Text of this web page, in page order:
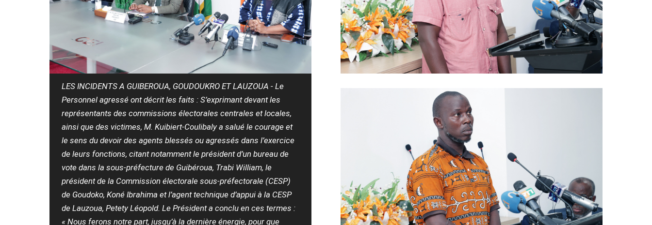
LES INCIDENTS A GUIBEROUA, GOUDOUKRO ET LAUZOUA - Le
Personnel agressé ont décrit les faits : S’exprimant devant les
représentants des commissions électorales centrales et locales,
ainsi que des victimes, M. Kuibiert-Coulibaly a salué le courage et
le sens du devoir des agents blessés ou agressés dans l’exercice
de leurs fonctions, citant notamment le président d’un bureau de
vote dans la sous-préfecture de Guibéroua, Trabi William, le
président de la Commission électorale sous-préfectorale (CESP)
de Goudoko, Koné Ibrahima et l’agent technique d’appui à la CESP
de Lauzoua, Petety Léopold. Le Président a conclu en ces termes :
« Nous ferons notre part, jusqu’à la dernière énergie, pour que